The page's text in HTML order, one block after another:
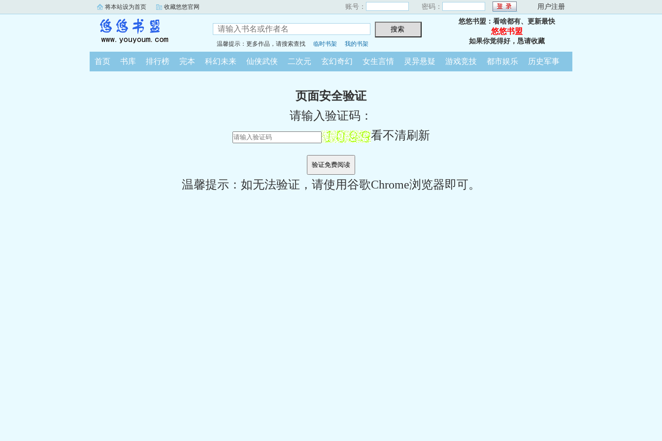
将本站设为首页 收藏悠悠官网 账号： 密码： 用户注册
温馨提示：更多作品，请搜索查找 临时书架 我的书架
悠悠书盟：看啥都有、更新最快
悠悠书盟
如果你觉得好，恳请收藏
首页 书库 排行榜 完本 科幻未来 仙侠武侠 二次元 玄幻奇幻 女生言情 灵异悬疑 游戏竞技 都市娱乐 历史军事
页面安全验证
请输入验证码：
看不清刷新
温馨提示：如无法验证，请使用谷歌Chrome浏览器即可。